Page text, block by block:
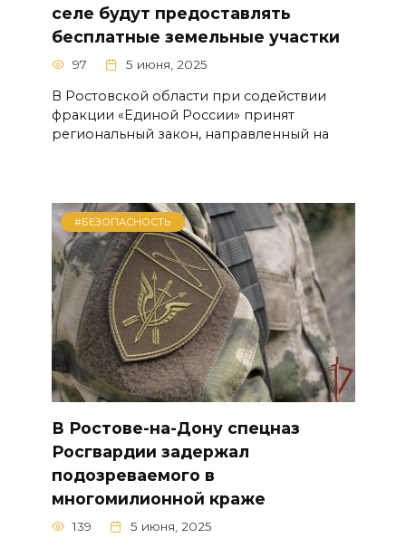
селе будут предоставлять
бесплатные земельные участки
97 5 июня, 2025
В Ростовской области при содействии
фракции «Единой России» принят
региональный закон, направленный на
#БЕЗОПАСНОСТЬ
В Ростове-на-Дону спецназ
Росгвардии задержал
подозреваемого в
многомилионной краже
139 5 июня, 2025